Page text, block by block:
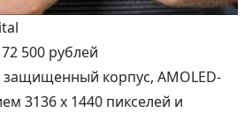
72 500 рублей
корпус, AMOLED-
3136 х 1440 пикселей и